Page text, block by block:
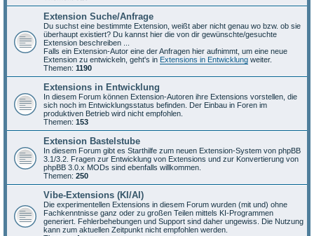
Extension Suche/Anfrage
Du suchst eine bestimmte Extension, weißt aber nicht genau wo bzw. ob sie
überhaupt existiert? Du kannst hier die von dir gewünschte/gesuchte
Extension beschreiben ...
Falls ein Extension-Autor eine der Anfragen hier aufnimmt, um eine neue
Extension zu entwickeln, geht's in Extensions in Entwicklung weiter.
Themen: 1190
Extensions in Entwicklung
In diesem Forum können Extension-Autoren ihre Extensions vorstellen, die
sich noch im Entwicklungsstatus befinden. Der Einbau in Foren im
produktiven Betrieb wird nicht empfohlen.
Themen: 153
Extension Bastelstube
In diesem Forum gibt es Starthilfe zum neuen Extension-System von phpBB
3.1/3.2. Fragen zur Entwicklung von Extensions und zur Konvertierung von
phpBB 3.0.x MODs sind ebenfalls willkommen.
Themen: 250
Vibe-Extensions (KI/AI)
Die experimentellen Extensions in diesem Forum wurden (mit und) ohne
Fachkenntnisse ganz oder zu großen Teilen mittels KI-Programmen
generiert. Fehlerbehebungen und Support sind daher ungewiss. Die Nutzung
kann zum aktuellen Zeitpunkt nicht empfohlen werden.